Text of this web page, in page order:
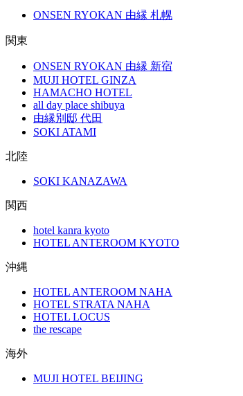
ONSEN RYOKAN 由縁 札幌
関東
ONSEN RYOKAN 由縁 新宿
MUJI HOTEL GINZA
HAMACHO HOTEL
all day place shibuya
由縁別邸 代田
SOKI ATAMI
北陸
SOKI KANAZAWA
関西
hotel kanra kyoto
HOTEL ANTEROOM KYOTO
沖縄
HOTEL ANTEROOM NAHA
HOTEL STRATA NAHA
HOTEL LOCUS
the rescape
海外
MUJI HOTEL BEIJING